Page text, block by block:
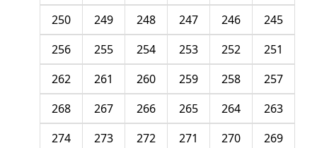
245
246
247
248
249
250
251
252
253
254
255
256
257
258
259
260
261
262
263
264
265
266
267
268
269
270
271
272
273
274